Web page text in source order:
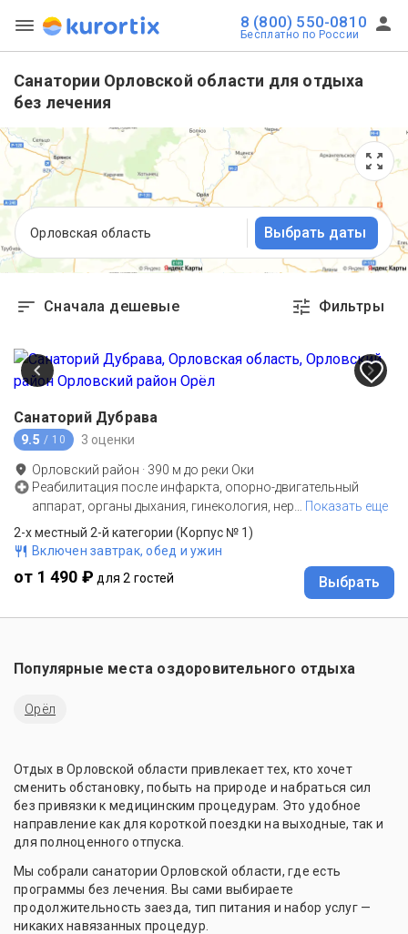
8 (800) 550-0810
Бесплатно по России
Санатории Орловской области для отдыха
без лечения
Орловская область Выбрать даты
Сначала дешевые Фильтры
Санаторий Дубрава
9.5 / 10 3 оценки
Орловский район · 390 м до реки Оки
Реабилитация после инфаркта, опорно-двигательный
аппарат, органы дыхания, гинекология, нер
Показать еще
2-х местный 2-й категории (Корпус № 1)
Включен завтрак, обед и ужин
от 1 490 ₽ для 2 гостей Выбрать
Популярные места оздоровительного отдыха
Орёл
Отдых в Орловской области привлекает тех, кто хочет
сменить обстановку, побыть на природе и набраться сил
без привязки к медицинским процедурам. Это удобное
направление как для короткой поездки на выходные, так и
для полноценного отпуска.
Мы собрали санатории Орловской области, где есть
программы без лечения. Вы сами выбираете
продолжительность заезда, тип питания и набор услуг —
никаких навязанных процедур.